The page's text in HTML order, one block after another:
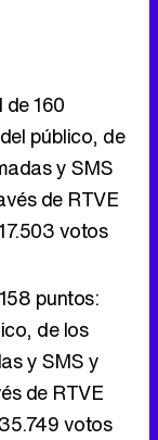
160
público, de
y SMS
de RTVE
votos
puntos:
de los
y SMS y
de RTVE
votos